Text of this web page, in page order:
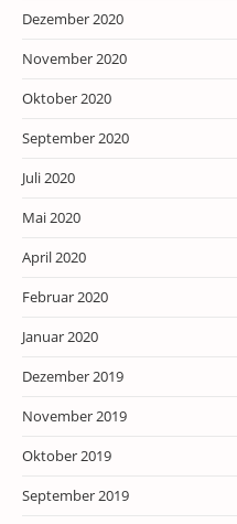
Dezember 2020
November 2020
Oktober 2020
September 2020
Juli 2020
Mai 2020
April 2020
Februar 2020
Januar 2020
Dezember 2019
November 2019
Oktober 2019
September 2019